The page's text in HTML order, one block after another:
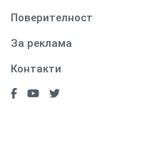
Поверителност
За реклама
Контакти